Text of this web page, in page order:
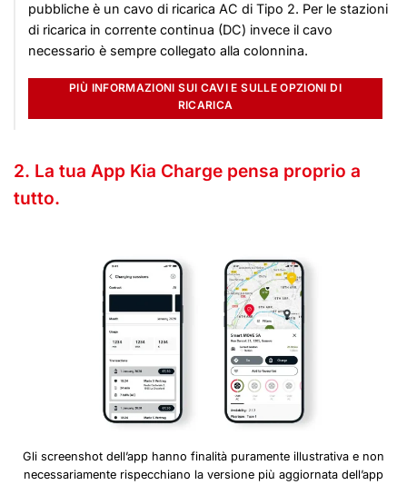
pubbliche è un cavo di ricarica AC di Tipo 2. Per le stazioni
di ricarica in corrente continua (DC) invece il cavo
necessario è sempre collegato alla colonnina.
PIÙ INFORMAZIONI SUI CAVI E SULLE OPZIONI DI
RICARICA
2. La tua App Kia Charge pensa proprio a
tutto.
Gli screenshot dell’app hanno finalità puramente illustrativa e non
necessariamente rispecchiano la versione più aggiornata dell’app